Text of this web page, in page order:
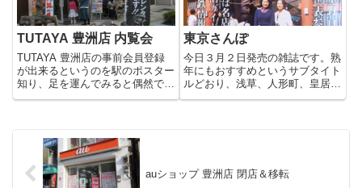
TUTAYA 豊洲店 内覧会
TUTAYA 豊洲店の事前会員登録
が出来るというのを駅のポスター
知り、足を運んでみると偶然です
がモバイル会員登録者限定の内覧
にも登録をして、内覧をさせてい
ただきました。※ 会員登録...
東京さんぽ
今日３月２日発売の雑誌です。熟
年にもおすすめというサブタイト
ルどおり、浅草、人形町、皇居周
辺などの散歩コースがはじめに紹
auショップ 豊洲店 閉店＆移転